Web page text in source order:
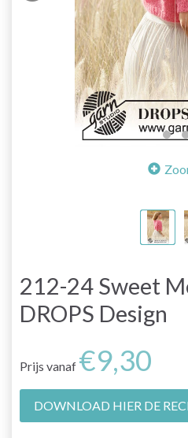
212-24 Sweet
DROPS Design
Prijs vanaf €9,30
DOWNLOAD HIER DE